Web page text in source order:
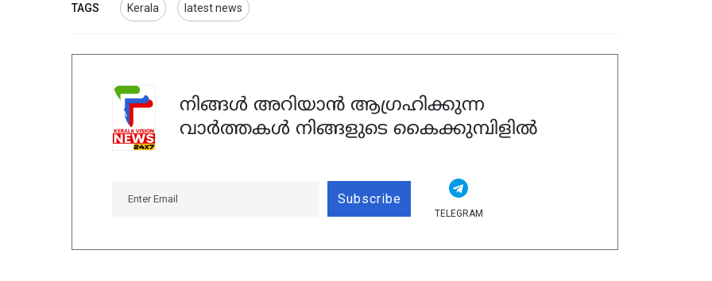
TAGS Kerala latest news
നിങ്ങൾ അറിയാൻ ആഗ്രഹിക്കുന്ന
വാർത്തകൾ നിങ്ങളുടെ കൈക്കുമ്പിളിൽ
Subscribe
TELEGRAM